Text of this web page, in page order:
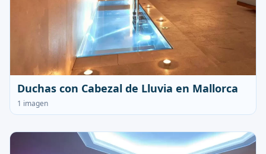
Duchas con Cabezal de Lluvia en Mallorca
1 imagen